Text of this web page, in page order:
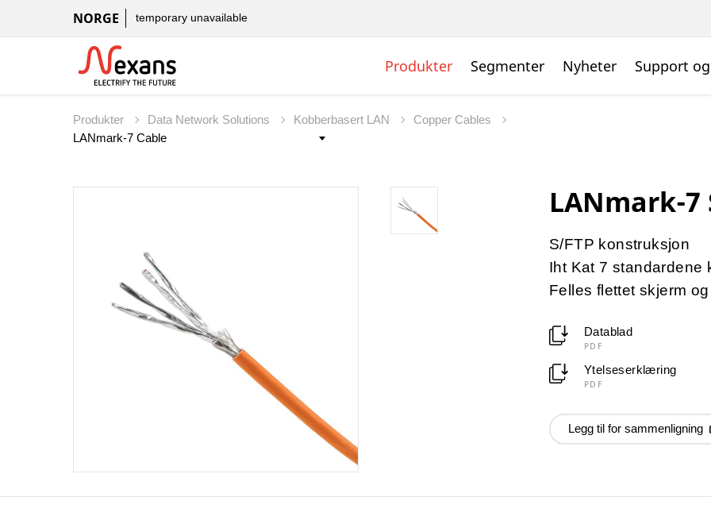
NORGE temporary unavailable
Produkter Segmenter Nyheter Support
Produkter Data Network Solutions Kobberbasert LAN Copper Cables
LANmark-7
S/FTP konstruksjon
Iht Kat 7 standardene
Felles flettet skjerm
Datablad
PDF
Ytelseserklæring
PDF
Legg til for sammenligning